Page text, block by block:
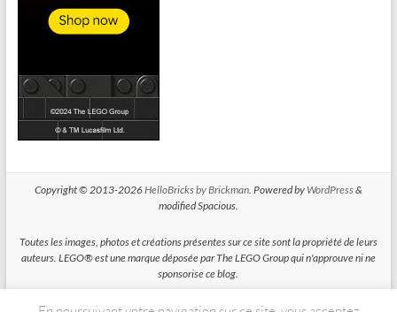
Copyright © 2013-2026HelloBricks by Brickman. Powered by WordPress&
modified Spacious.
Toutes les images, photos et créations présentes sur ce site sont la propriété de leurs
auteurs. LEGO® est une marque déposée par The LEGO Group qui n'approuve ni ne
sponsorise ce blog.